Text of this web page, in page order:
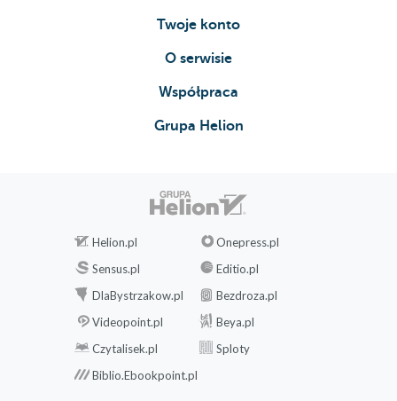
Twoje konto
O serwisie
Współpraca
Grupa Helion
Helion.pl
Onepress.pl
Sensus.pl
Editio.pl
DlaBystrzakow.pl
Bezdroza.pl
Videopoint.pl
Beya.pl
Czytalisek.pl
Sploty
Biblio.Ebookpoint.pl